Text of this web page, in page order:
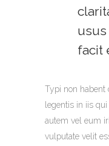
facit
Typi non habent
legentis in iis
autem vel eum
vulputate velit